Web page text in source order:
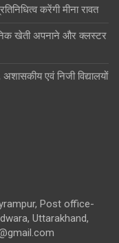
करेंगी मीना रावत
खेती अपनाने और क्लस्टर
एवं निजी विद्यालयों
Post office-
Uttarakhand,